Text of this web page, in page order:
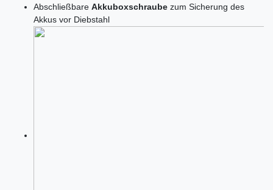
Abschließbare Akkuboxschraube zum Sicherung des
Akkus vor Diebstahl